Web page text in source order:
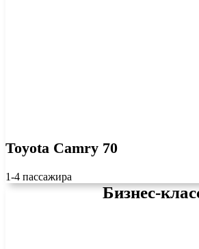
Toyota Camry 70
1-4 пассажира
Бизнес-